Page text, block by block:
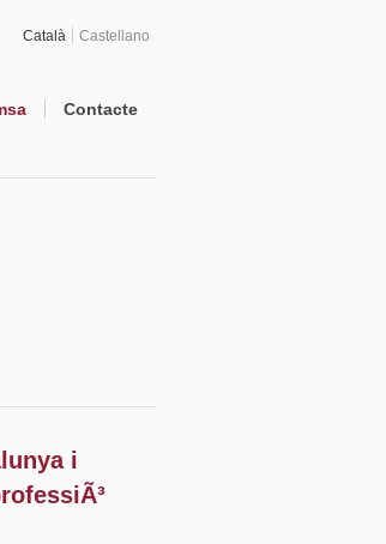
Català Castellano
Contacte
i